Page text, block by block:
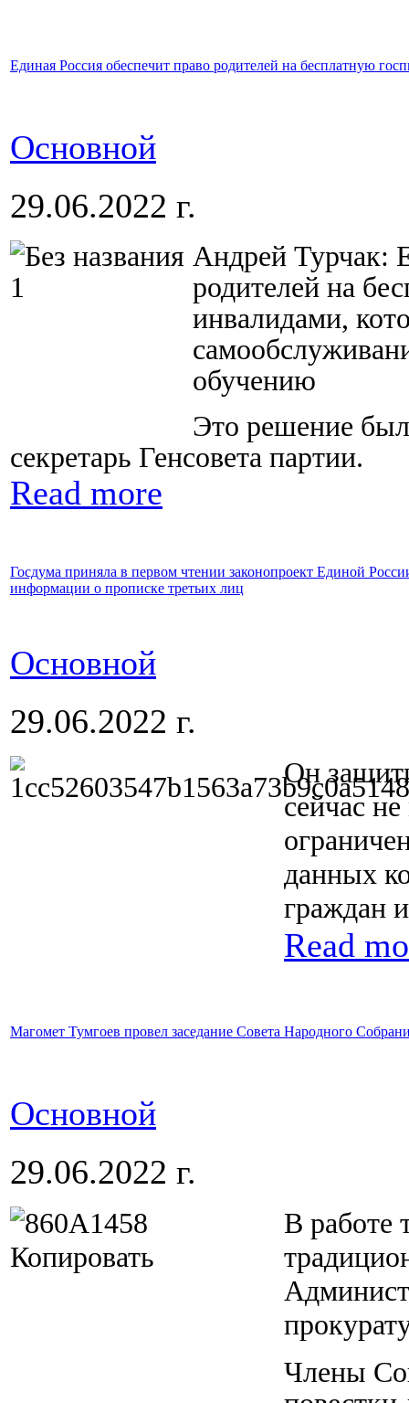
Единая Россия обеспечит право родителей на бесплатную
Основной
29.06.2022 г.
Андрей Турчак:
родителей на
инвалидами,
обучению
Это решение
секретарь Генсовета партии.
Read more
Госдума приняла в первом чтении законопроект Единой
информации о прописке третьих лиц
Основной
29.06.2022 г.
Он
сейчас
данных
граждан
Read
Магомет Тумгоев провел заседание Совета Народного
Основной
29.06.2022 г.
В работе
Члены